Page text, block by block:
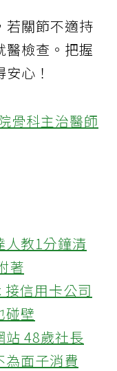
若關節不適持
醫檢查。把握
心！
骨科主治醫師
教1分鐘清
著
信用卡公司
碰壁
站 48歲社長
為面子消費